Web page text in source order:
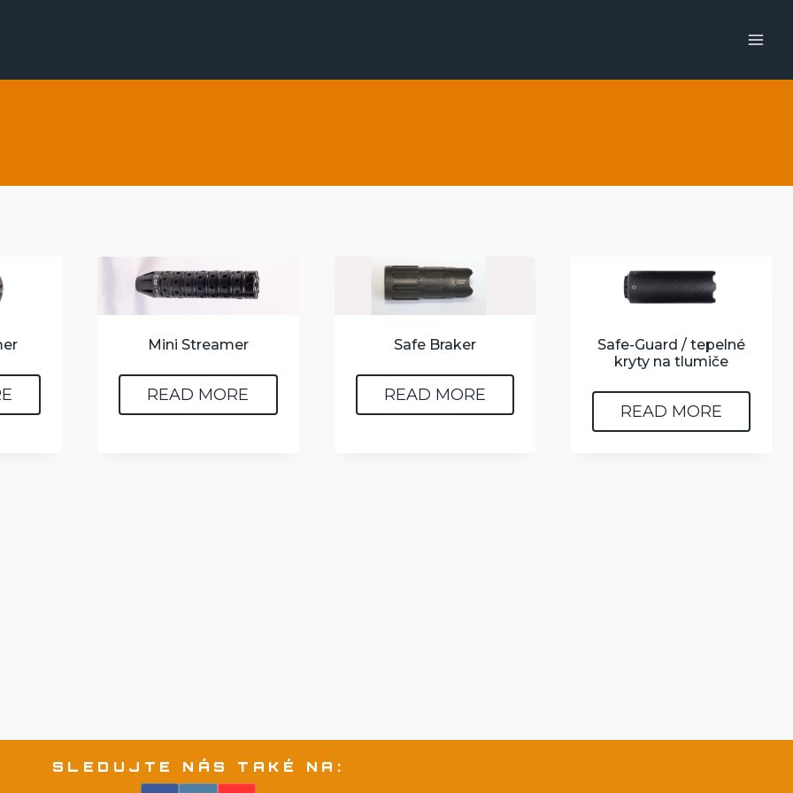
Mini Streamer
READ MORE
Safe Braker
READ MORE
Safe-Guard / tepelné
kryty na tlumiče
READ MORE
SLEDUJTE NÁS TAKÉ NA: